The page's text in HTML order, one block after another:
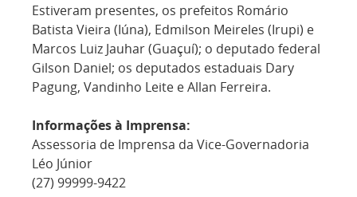
Estiveram presentes, os prefeitos Romário
Batista Vieira (Iúna), Edmilson Meireles (Irupi) e
Marcos Luiz Jauhar (Guaçuí); o deputado federal
Gilson Daniel; os deputados estaduais Dary
Pagung, Vandinho Leite e Allan Ferreira.
Informações à Imprensa:
Assessoria de Imprensa da Vice-Governadoria
Léo Júnior
(27) 99999-9422